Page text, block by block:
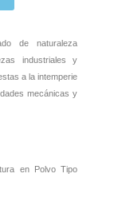
de naturaleza
industriales y
a la intemperie
mecánicas y
en Polvo Tipo